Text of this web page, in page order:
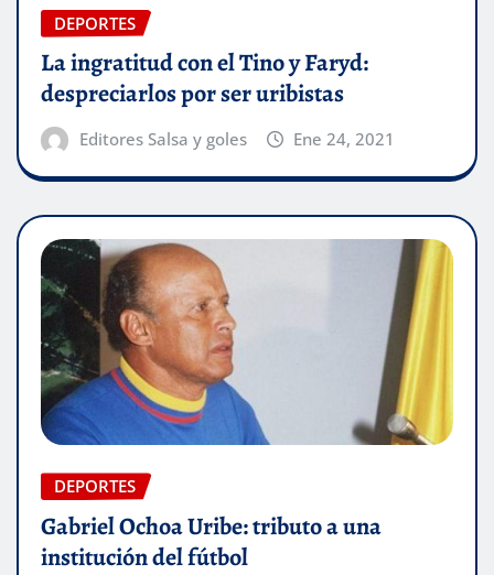
DEPORTES
La ingratitud con el Tino y Faryd:
despreciarlos por ser uribistas
Editores Salsa y goles Ene 24, 2021
DEPORTES
Gabriel Ochoa Uribe: tributo a una
institución del fútbol